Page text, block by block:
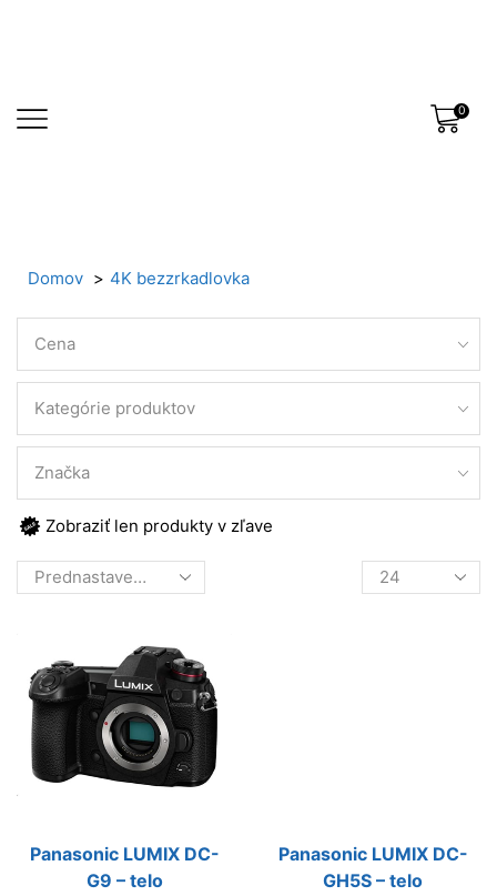
0
Domov 4K bezzrkadlovka
Cena
Kategórie produktov
Značka
Zobraziť len produkty v zľave
Products
per
Panasonic LUMIX DC-
G9 – telo
Panasonic LUMIX DC-
GH5S – telo